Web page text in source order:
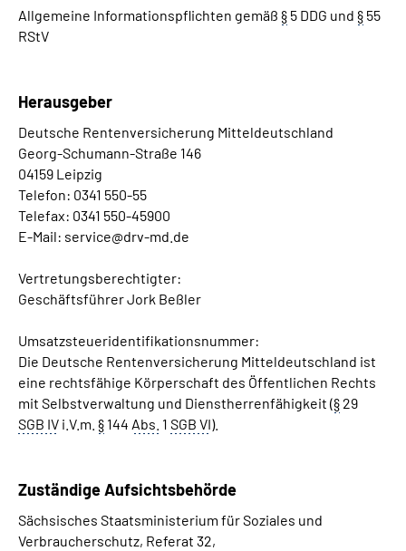
Erweiterte Suche
Gebärdensprache
Allgemeine Informationspflichten gemäß § 5 DDG und § 55
RStV
Herausgeber
Deutsche Rentenversicherung Mitteldeutschland
Georg-Schumann-Straße 146
04159 Leipzig
Telefon: 0341 550-55
Telefax: 0341 550-45900
E-Mail: service@drv-md.de
Vertretungsberechtigter:
Geschäftsführer Jork Beßler
Umsatzsteueridentifikationsnummer:
Die Deutsche Rentenversicherung Mitteldeutschland ist
eine rechtsfähige Körperschaft des Öffentlichen Rechts
mit Selbstverwaltung und Dienstherrenfähigkeit (§ 29
SGB IV i.V.m. § 144 Abs. 1 SGB VI).
Zuständige Aufsichtsbehörde
Sächsisches Staatsministerium für Soziales und
Verbraucherschutz, Referat 32,